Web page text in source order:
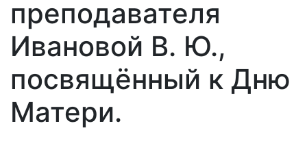
преподавателя
Ивановой В. Ю.,
посвящённый к Дню
Матери.